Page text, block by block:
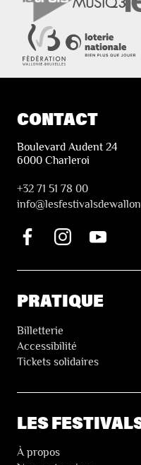
CONTACT
Boulevard Audent 24
6000 Charleroi
+32 71 51 78 00
i
PRATIQUE
Billetterie
Accessibilité
Tickets solidaires
LES
À propos